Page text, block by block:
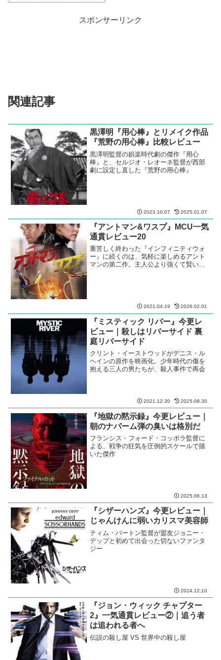
スポンサーリンク
関連記事
黒澤明『用心棒』とリメイク作品
『荒野の用心棒』比較レビュー
黒澤明監督の娯楽時代劇の傑作『用心
棒』と、セルジオ・レオーネ監督が西部
劇に設定し直した『荒野の用心棒』
2023.10.07 2025.01.07
『アントマン&ワスプ』MCU一気
通貫レビュー20
重苦しく終わった『インフィニティウォ
ー』に続くのは、気軽に楽しめるアント
マンの第二作。主人公より強くて賢い、
2021.04.19 2026.02.01
『ミスティック リバー』今更レ
ビュー｜殺しはリバーサイド 裏
庭リバーサイド
クリント・イーストウッドがデニス・ル
ヘインの原作を映画化。少年時代の傷を
抱える三人の男たちが、殺人事件で再会
2021.12.30 2025.08.30
『地獄の黙示録』今更レビュー｜
朝のナパーム弾の臭いは格別だ
フランシス・フォード・コッポラ監督に
よる、戦争の狂気を圧倒的スケールで描
いた傑作
2025.06.13
『シザーハンズ』今更レビュー｜
じゃんけんに弱いカリスマ美容師
ティム・バートン監督が盟友ジョニー・
デップと初めて出会った切ないファンタ
ジー
2024.12.10
『ジョン・ウィック チャプター
2』一気通貫レビュー②｜追う者
は追われる者へ
伝説の殺し屋 VS 世界中の殺し屋